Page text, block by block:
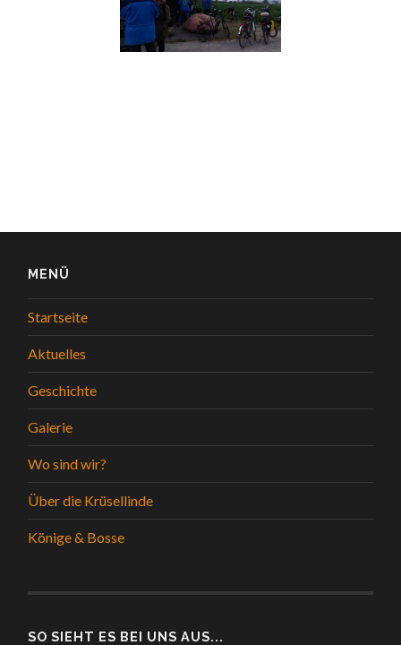
MENÜ
Startseite
Aktuelles
Geschichte
Galerie
Wo sind wir?
Über die Krüsellinde
Könige & Bosse
SO SIEHT ES BEI UNS AUS...